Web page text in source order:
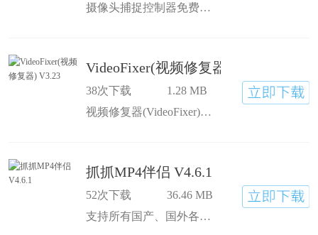
摄像头捕捉控制器免费实用的摄像头录像及数码拍照软件，您可以利用自己的摄像头拍摄自己的VCD或DVD了。
VideoFixer(视频修复器) V3.23
38次下载
1.28 MB
视频修复器(VideoFixer)可以修复不能拖动或不能播放的 divx、avi、asf、wmv、wma、rm、rmvb 等文件。
抓抓MP4伴侣 V4.6.1
52次下载
36.46 MB
支持所有国产、国外各种MP4、ipod、psp，抓抓MP4伴侣为MP4、苹果、PSP等掌上多媒体设备用户提供如下功能：